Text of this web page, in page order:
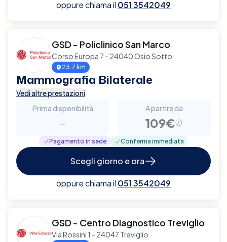
oppure chiama il 051 3542049
GSD - Policlinico San Marco
Corso Europa 7 - 24040 Osio Sotto
23.7 km
Mammografia Bilaterale
Vedi altre prestazioni
Prima disponibilità
-
A partire da
109€
Pagamento in sede Conferma immediata
Scegli giorno e ora
oppure chiama il 051 3542049
GSD - Centro Diagnostico Treviglio
Via Rossini 1 - 24047 Treviglio